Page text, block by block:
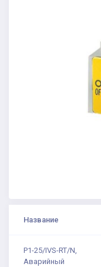
Название
P1-25/IVS-RT/N,
Аварийный